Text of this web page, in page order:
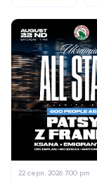
22 серп. 2026 7:00 pm